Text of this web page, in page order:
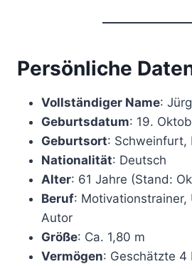
Persönliche
Vollständiger Name:
Geburtsdatum: 19.
Geburtsort: Schweinfurt,
Nationalität: Deutsch
Alter: 61 Jahre (Stand:
Beruf: Motivationstrainer,
Autor
Größe: Ca. 1,80 m
Vermögen: Geschätzte 4